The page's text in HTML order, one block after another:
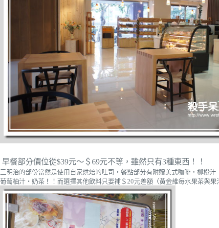
早餐部分價位從$39元～＄69元不等，雖然只有3種東西！！
三明治的部份當然是使用自家烘焙的吐司，餐點部分有附贈美式咖啡‧柳橙汁
葡萄柚汁‧奶茶！！而選擇其他飲料只要補＄20元差額（黃金維每水果茶與果